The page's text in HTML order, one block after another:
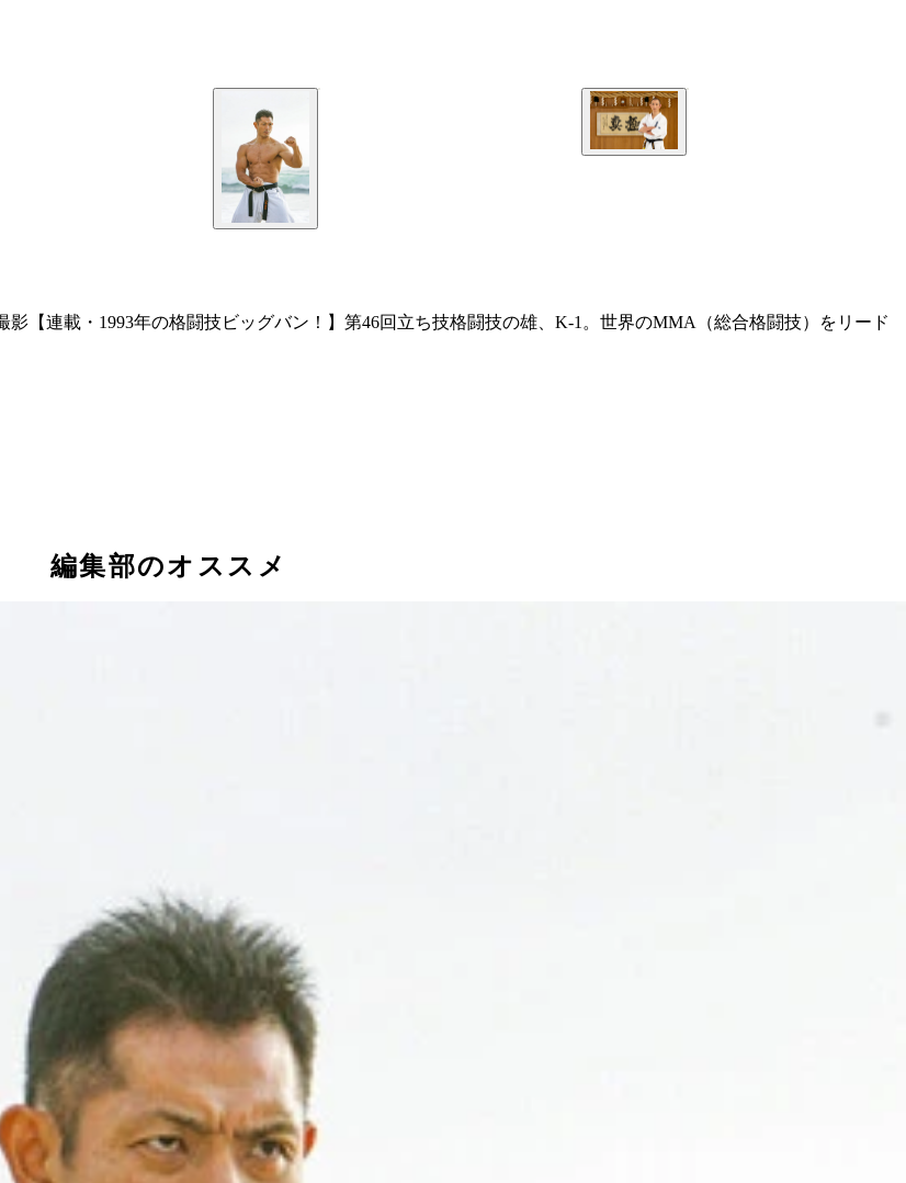
ルスにて撮影
【連載・1993年の格闘技ビッグバン！】第46回立ち技格闘技の雄、K-1。世界のMMA（総合格闘技）をリード
編集部のオススメ